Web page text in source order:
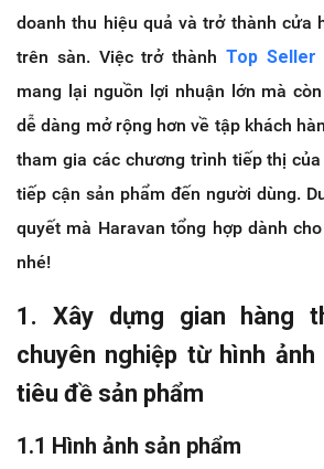
doanh thu hiệu quả và trở thành cửa
trên sàn. Việc trở thành Top Seller
mang lại nguồn lợi nhuận lớn mà
dễ dàng mở rộng hơn về tập khách
tham gia các chương trình tiếp thị
tiếp cận sản phẩm đến người dùng.
quyết mà Haravan tổng hợp dành
nhé!
1. Xây dựng gian hàng
chuyên nghiệp từ hình ảnh
tiêu đề sản phẩm
1.1 Hình ảnh sản phẩm